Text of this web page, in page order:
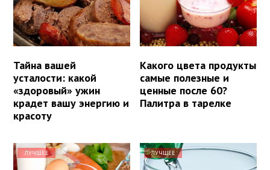
Тайна вашей
усталости: какой
«здоровый» ужин
крадет вашу энергию и
красоту
Какого цвета продукты
самые полезные и
ценные после 60?
Палитра в тарелке
ЛУЧШЕЕ ЛУЧШЕЕ